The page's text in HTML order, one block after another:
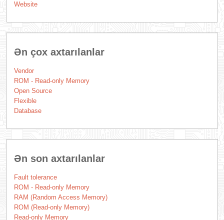
Website
Ən çox axtarılanlar
Vendor
ROM - Read-only Memory
Open Source
Flexible
Database
Ən son axtarılanlar
Fault tolerance
ROM - Read-only Memory
RAM (Random Access Memory)
ROM (Read-only Memory)
Read-only Memory